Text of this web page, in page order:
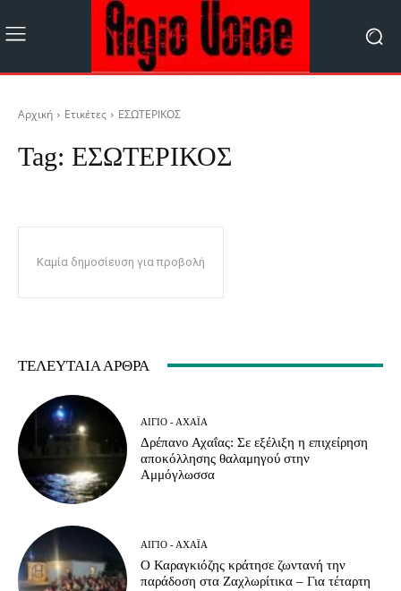
Αρχική Ετικέτες ΕΣΩΤΕΡΙΚΟΣ
Tag: ΕΣΩΤΕΡΙΚΟΣ
Καμία δημοσίευση για προβολή
ΤΕΛΕΥΤΑΊΑ ΆΡΘΡΑ
ΑΊΓΙΟ - ΑΧΑΪ́Α
Δρέπανο Αχαΐας: Σε εξέλιξη η επιχείρηση
αποκόλλησης θαλαμηγού στην
Αμμόγλωσσα
ΑΊΓΙΟ - ΑΧΑΪ́Α
Ο Καραγκιόζης κράτησε ζωντανή την
παράδοση στα Ζαχλωρίτικα – Για τέταρτη